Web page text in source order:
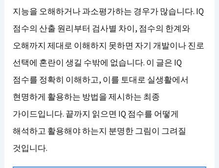
지능을 오해하거나 과소평가하는 경우가 많습니다. IQ
점수의 산출 원리부터 검사별 차이, 점수의 한계와
오해까지 제대로 이해하지 못하면 자기 개발이나 진로
선택에 혼란이 생길 수밖에 없습니다. 이 글은 IQ
점수를 정확히 이해하고, 이를 토대로 실생활에서
현명하게 활용하는 방법을 제시하는 최종
가이드입니다. 끝까지 읽으면 IQ 점수를 어떻게
해석하고 활용해야 하는지 분명한 그림이 그려질
것입니다.